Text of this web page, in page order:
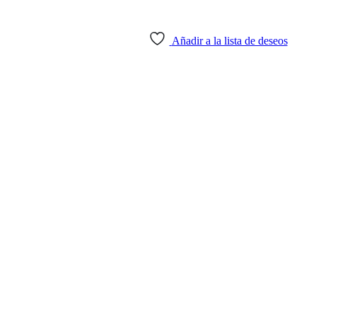
Añadir a la lista de deseos